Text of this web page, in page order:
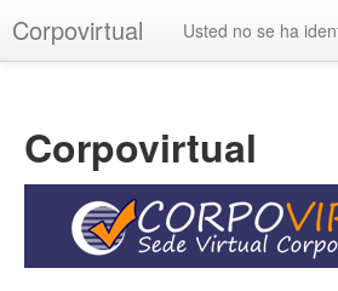
Corpovirtual Usted no se ha
Corpovirtual